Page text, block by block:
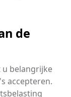
de
belangrijke
accepteren.